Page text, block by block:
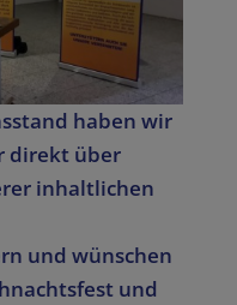
haben wir
direkt über
inhaltlichen
und wünschen
und